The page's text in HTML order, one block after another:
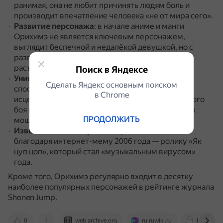
ранимая, она не любит причинять людям боль и
производит впечатление человека «не от мира сего».
Развитие персонажа: в начале аниме и манги
Орихимэ не является ключевым персонажем,
выглядит беспечной и недалёкой девушкой, но с
развитием сюжета раскрывается её характер и
растёт роль в истории.
Уникальные способности
способностью использовать духовные силы для
исцеления других.
Также она эксперт рукопашного
боя и может противостоять некоторым из самых
мощных злодеев сериала.
Известность в интернете
благодаря интернет-мему 2006 года — ролику «Як
цуп цоп», который стал «музыкальным вирусом»
года.
Кроме того, Орихимэ регулярно входит в десятку
наиболее популярных персонажей в рейтинге журнала
Shonen Jump.
0 web.archive.org ru.ruwiki.ru boo.world
Поиск в Яндексе
Сделать Яндекс основным поиском
в Сhrome
ПРОДОЛЖИТЬ